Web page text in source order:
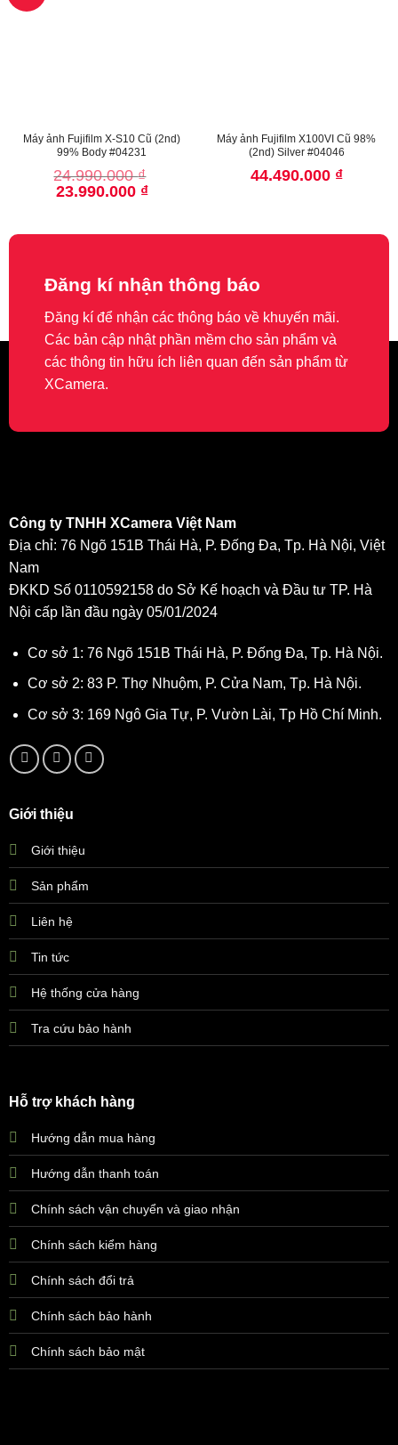
Máy ảnh Fujifilm X-S10 Cũ (2nd)
99% Body #04231
24.990.000₫
Giá
gốc
23.990.000 ₫Giá
23.990.000 ₫.
Máy ảnh Fujifilm X100VI Cũ 98%
(2nd) Silver #04046
44.490.000 ₫
Đăng kí nhận thông báo
Đăng kí để nhận các thông báo về khuyến mãi.
Các bản cập nhật phần mềm cho sản phẩm và
các thông tin hữu ích liên quan đến sản phẩm từ
XCamera.
Công ty TNHH XCamera Việt Nam
Địa chỉ: 76 Ngõ 151B Thái Hà, P. Đống Đa, Tp. Hà Nội, Việt
Nam
ĐKKD Số 0110592158 do Sở Kế hoạch và Đầu tư TP. Hà
Nội cấp lần đầu ngày 05/01/2024
Cơ sở 1: 76 Ngõ 151B Thái Hà, P. Đống Đa, Tp. Hà Nội.
Cơ sở 2: 83 P. Thợ Nhuộm, P. Cửa Nam, Tp. Hà Nội.
Cơ sở 3: 169 Ngô Gia Tự, P. Vườn Lài, Tp Hồ Chí Minh.
Giới thiệu
Giới thiệu
Sản phẩm
Liên hệ
Tin tức
Hệ thống cửa hàng
Tra cứu bảo hành
Hỗ trợ khách hàng
Hướng dẫn mua hàng
Hướng dẫn thanh toán
Chính sách vận chuyển và giao nhận
Chính sách kiểm hàng
Chính sách đổi trả
Chính sách bảo hành
Chính sách bảo mật